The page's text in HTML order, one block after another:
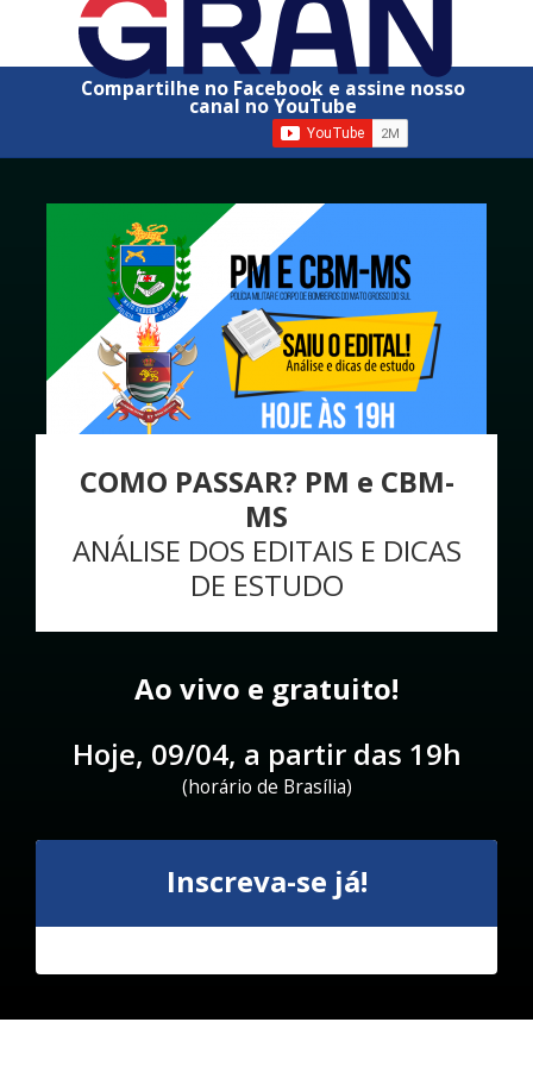
Compartilhe no Facebook e assine nosso
canal no YouTube
COMO PASSAR? PM e CBM-
MS
ANÁLISE DOS EDITAIS E DICAS
DE ESTUDO
Ao vivo e gratuito!
Hoje, 09/04, a partir das 19h
(horário de Brasília)
Inscreva-se já!